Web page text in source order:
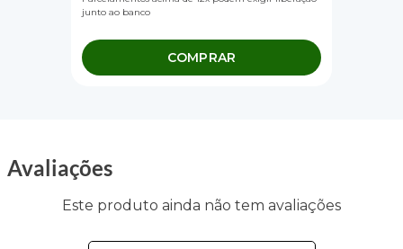
junto ao banco
COMPRAR
Avaliações
Este produto ainda não tem avaliações